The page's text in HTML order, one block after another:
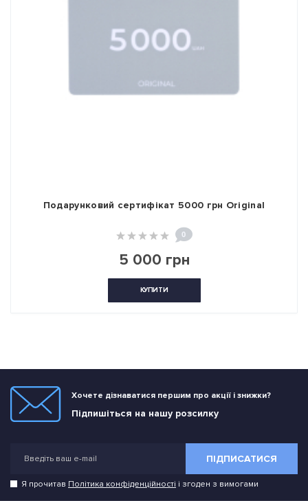
Подарунковий сертифікат 5000 грн Original
0
5 000 грн
КУПИТИ
Хочете дізнаватися першим про акції і знижки?
Підпишіться на нашу розсилку
ПІДПИСАТИСЯ
Я прочитав Політика конфіденційності і згоден з вимогами